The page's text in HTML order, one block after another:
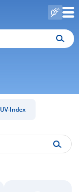
UV-Index